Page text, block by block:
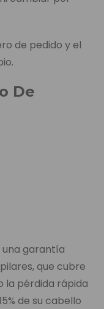
de pedido y el
De
garantía
que cubre
la pérdida rápida
de su cabello